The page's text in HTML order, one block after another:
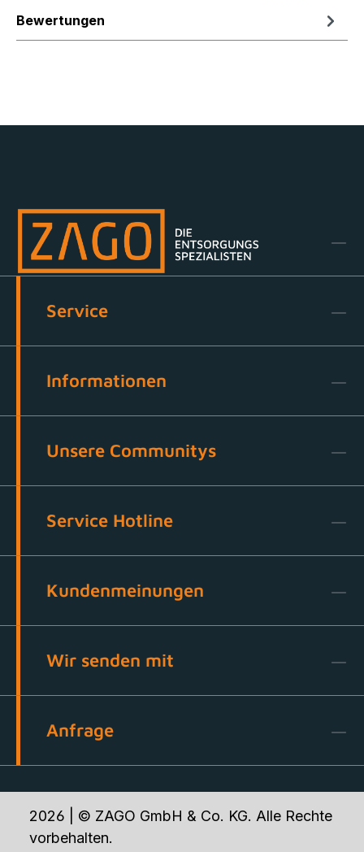
Bewertungen
Service
Informationen
Unsere Communitys
Service Hotline
Kundenmeinungen
Wir senden mit
Anfrage
2026 | © ZAGO GmbH & Co. KG. Alle Rechte
vorbehalten.